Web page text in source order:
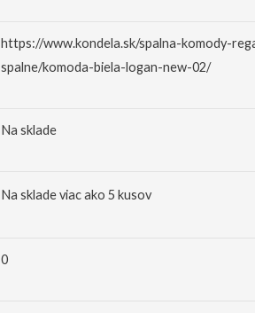
https://www.kondela.sk/spalna-komody-
spalne/komoda-biela-logan-new-02/
Na sklade
Na sklade viac ako 5 kusov
0